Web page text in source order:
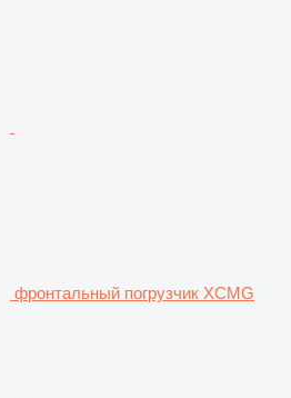
фронтальный погрузчик XCMG